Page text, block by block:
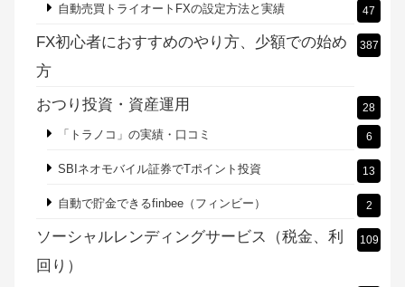
自動売買トライオートFXの設定方法と実績 47
FX初心者におすすめのやり方、少額での始め
方
387
おつり投資・資産運用 28
「トラノコ」の実績・口コミ 6
SBIネオモバイル証券でTポイント投資 13
自動で貯金できるfinbee（フィンビー） 2
ソーシャルレンディングサービス（税金、利
回り）
109